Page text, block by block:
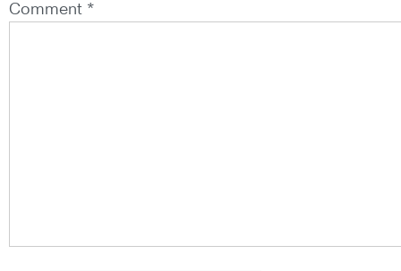
Comment *